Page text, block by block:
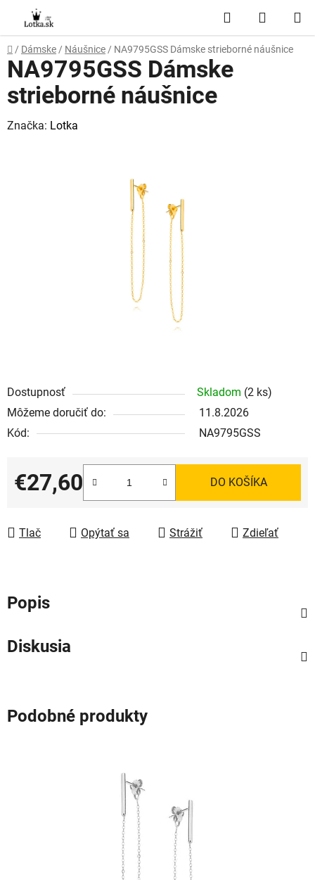
obsah
Hľadať
KOŠÍK
Domov
/ Dámske / Náušnice / NA9795GSS Dámske strieborné náušnice
Dostupnosť Skladom (2 ks)
Môžeme doručiť do:
11.8.2026
Kód:
NA9795GSS
€27,60
Jednotková cena:
DO KOŠÍKA
Tlač Opýtať sa Strážiť Zdieľať
NA9795GSS Dámske
strieborné náušnice
Značka: Lotka
Popis
Diskusia
Podobné produkty